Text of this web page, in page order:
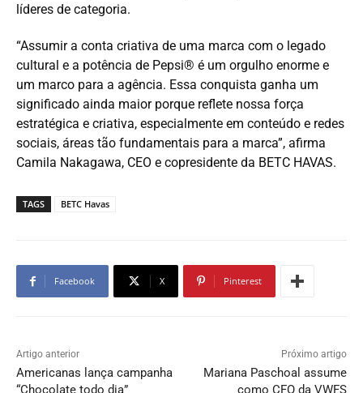
líderes de categoria.
“Assumir a conta criativa de uma marca com o legado
cultural e a potência de Pepsi® é um orgulho enorme e
um marco para a agência. Essa conquista ganha um
significado ainda maior porque reflete nossa força
estratégica e criativa, especialmente em conteúdo e redes
sociais, áreas tão fundamentais para a marca”, afirma
Camila Nakagawa, CEO e copresidente da BETC HAVAS.
TAGS BETC Havas
Facebook X Pinterest
Artigo anterior
Americanas lança campanha
“Chocolate todo dia”
Próximo artigo
Mariana Paschoal assume
como CFO da VWFS